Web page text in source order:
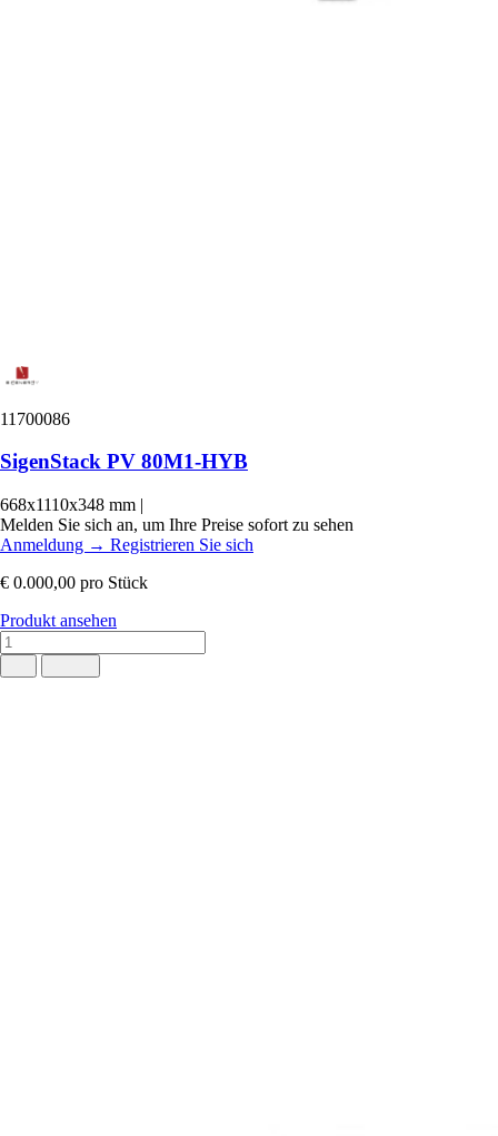
11700086
SigenStack PV 80M1-HYB
668x1110x348 mm |
Melden Sie sich an, um Ihre Preise sofort zu sehen
Anmeldung → Registrieren Sie sich
€ 0.000,00 pro Stück
Produkt ansehen